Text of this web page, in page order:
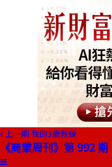
上一期 我的3歲教練
《商業周刊》第 992 期